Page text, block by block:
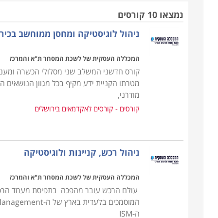
הקורס אינו דורש כל ידע מוקדם, אך עם זאת נדרשת
הן פיננסית והן משפטית, שכן, ככל שהארגון מורכב
אמנם אין תנאי קבלה אך נדרשים כישורים אישיים על
במסגרת הקורס מועברים תכנים להכנת תכנית רכש,
ניהול קשרי ושיתופי פעולה עם ספקים תוך הקפדה
מקומיים ובינלאומיים.
עבור מי מתאימים הלימודים
קורס רכש ולוגיסטיקה אורך כשנה אחת, כאשר הוא
לרכש ולוגיסטיקה ולכן זהו מקצוע מבוקש ביותר
נמצאו 10 קורסים
ניהול לוגיסטיקה ומחסן ממוחשב בכיר
המכללה העסקית של לשכת המסחר ת"א והמרכז
קורס חדשני המשלב שני מסלולי הכשרה
מטרתו הקניית ידע מקיף בכל מגוון
מודרני,
קורסים - קורסים לאקדמאים בירושלים
ניהול רכש, קניינות ולוגיסטיקה
המכללה העסקית של לשכת המסחר ת"א והמרכז
עולם הרכש עובר מהפכה בתפיסת מעמד
ה-ISM